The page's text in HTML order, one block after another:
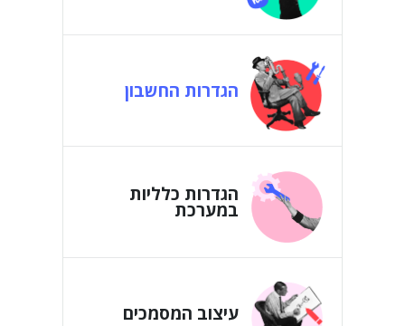
הגדרות החשבון
הגדרות כלליות
במערכת
עיצוב המסמכים